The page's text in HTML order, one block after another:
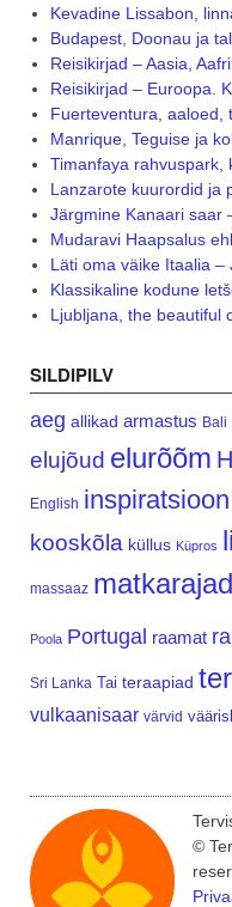
Kevadine Lissabon,
Budapest, Doonau ja
Reisikirjad – Aasia,
Reisikirjad – Euroopa.
Fuerteventura, aaloed,
Manrique, Teguise ja
Timanfaya rahvuspark,
Lanzarote kuurordid ja
Järgmine Kanaari saar
Mudaravi Haapsalus
Läti oma väike Itaalia –
Klassikaline kodune
Ljubljana, the beautiful
SILDIPILV
aeg allikad armastus Bali
elujõud elurõõm
English inspiratsioon
kooskõla küllus Küpros
massaaz matkarajad
Poola Portugal raamat
Sri Lanka Tai teraapiad
vulkaanisaar värvid
©